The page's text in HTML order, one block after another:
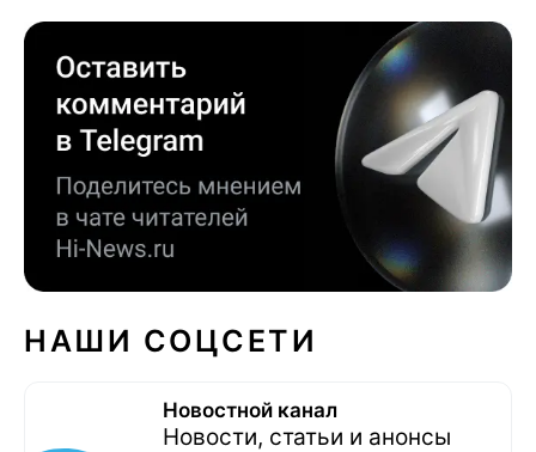
НАШИ СОЦСЕТИ
Новостной канал
Новости, статьи и анонсы